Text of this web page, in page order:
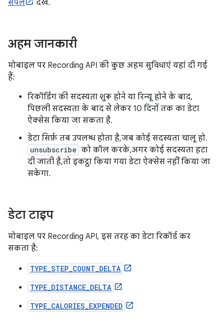
सैंपल
देखें.
अहम जानकारी
मोबाइल पर Recording API की कुछ अहम सुविधाएं यहां दी गई
हैं:
रिकॉर्डिंग की सदस्यता शुरू होने या रिन्यू होने के बाद,
पिछली सदस्यता के बाद से लेकर 10 दिनों तक का डेटा
ऐक्सेस किया जा सकता है.
डेटा सिर्फ़ तब उपलब्ध होता है, जब कोई सदस्यता चालू हो.
unsubscribe को कॉल करके, अगर कोई सदस्यता हटा
दी जाती है, तो इकट्ठा किया गया डेटा ऐक्सेस नहीं किया जा
सकेगा.
डेटा टाइप
मोबाइल पर Recording API, इस तरह का डेटा रिकॉर्ड कर
सकता है:
TYPE_STEP_COUNT_DELTA
TYPE_DISTANCE_DELTA
TYPE_CALORIES_EXPENDED